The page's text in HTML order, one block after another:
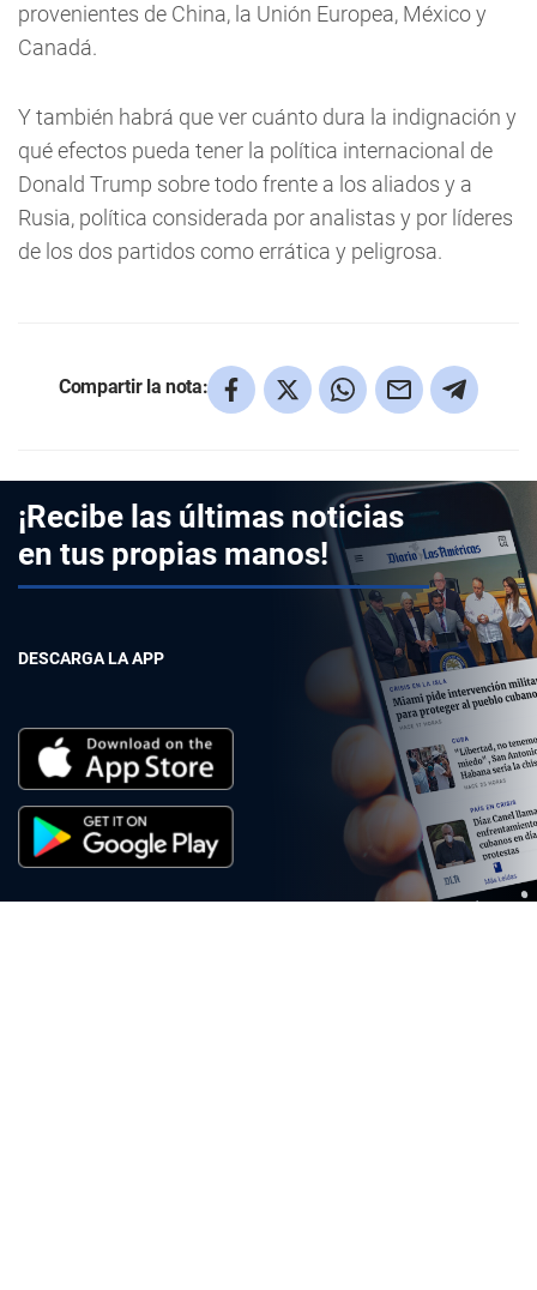
provenientes de China, la Unión Europea, México y
Canadá.
Y también habrá que ver cuánto dura la indignación y
qué efectos pueda tener la política internacional de
Donald Trump sobre todo frente a los aliados y a
Rusia, política considerada por analistas y por líderes
de los dos partidos como errática y peligrosa.
Compartir la nota:
¡Recibe las últimas noticias
en tus propias manos!
DESCARGA LA APP